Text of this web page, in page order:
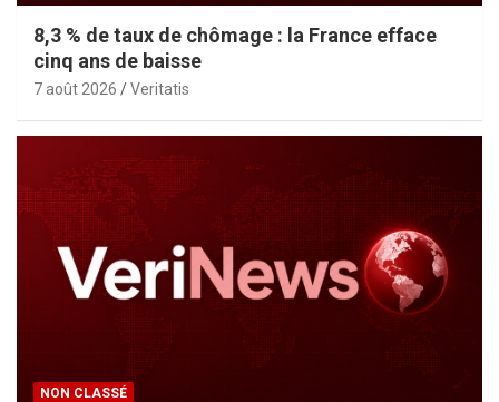
8,3 % de taux de chômage : la France efface
cinq ans de baisse
7 août 2026 Veritatis
NON CLASSÉ